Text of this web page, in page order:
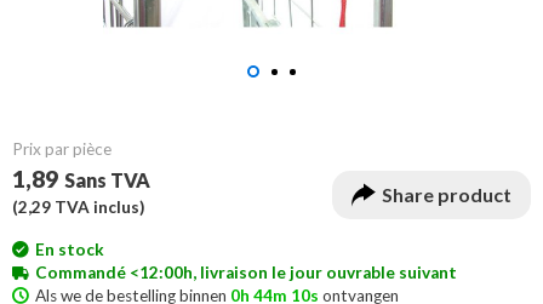
Prix ​​par pièce
1,89 Sans TVA
(2,29 TVA inclus)
Share product
En stock
Commandé <12:00h, livraison le jour ouvrable suivant
Als we de bestelling binnen 0h 44m 10s ontvangen